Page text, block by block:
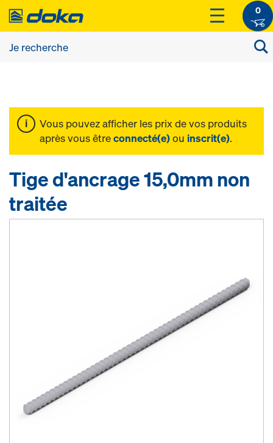
0
Vous pouvez afficher les prix de vos produits
après vous êtreconnecté(e)ou inscrit(e).
Tige d'ancrage 15,0mm non
traitée